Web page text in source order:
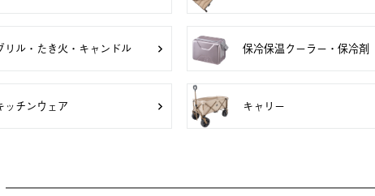
リル・たき火・キャンドル 保冷保温クーラー・保冷剤
ッチンウェア キャリー